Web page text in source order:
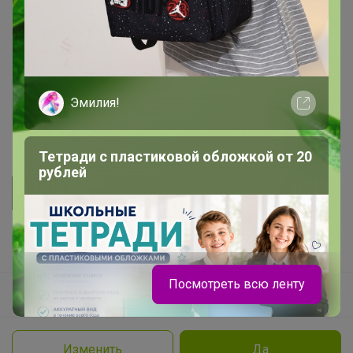
Ваш регион
Изменить Да
Начать зарабатывать с 24-ok
Picabox.ru - Лучшее место для ваших изображений
Розыгрыш - Генератор случайных чисел
Пульс нашего маркетплейса
Укорачиватель ссылок
© ООО "Лявита", ОГРН 1122468054070, 2012 - 2026
Политика конфиденциальности
Эмилия!
Тетради с пластиковой обложкой от 20
рублей
Посмотреть всю ленту
«Принять», вы даёте согласие на обработку файлов